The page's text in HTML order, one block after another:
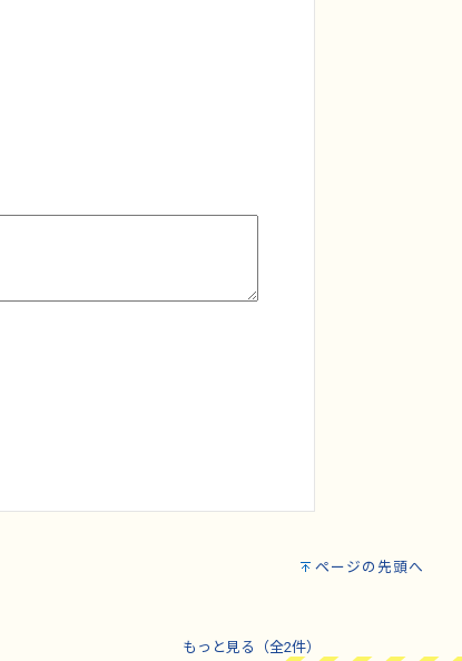
ページの先頭へ
もっと見る（全2件）